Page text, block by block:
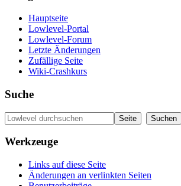
Hauptseite
Lowlevel-Portal
Lowlevel-Forum
Letzte Änderungen
Zufällige Seite
Wiki-Crashkurs
Suche
Werkzeuge
Links auf diese Seite
Änderungen an verlinkten Seiten